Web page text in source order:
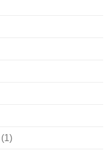
(1)